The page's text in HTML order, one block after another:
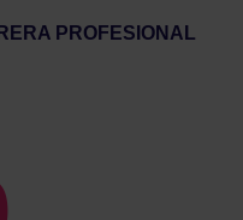
PROFESIONAL